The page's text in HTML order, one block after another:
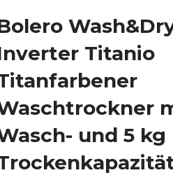
Titanio
und 5 kg